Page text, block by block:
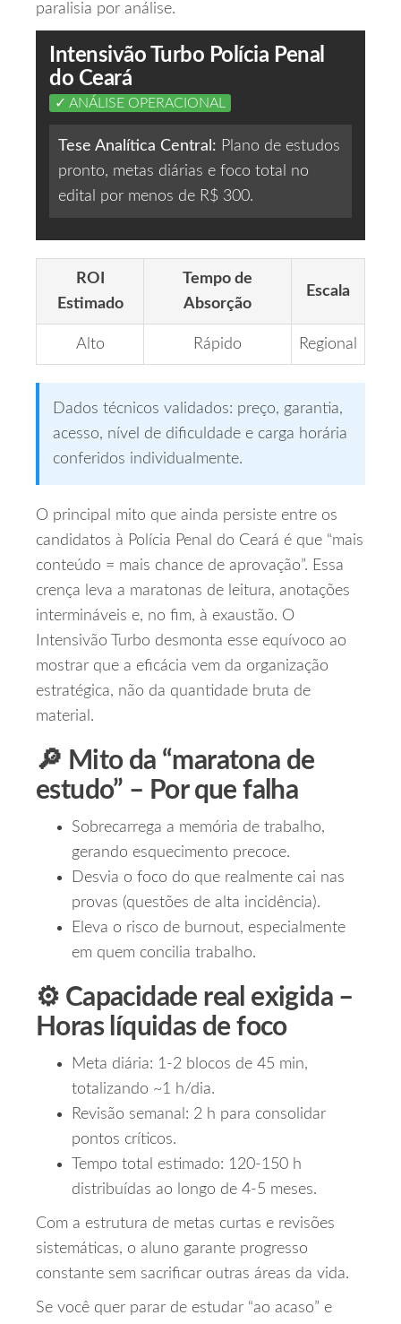
paralisia por análise.
Intensivão Turbo Polícia Penal
do Ceará
✓ ANÁLISE OPERACIONAL
Tese Analítica Central: Plano de estudos
pronto, metas diárias e foco total no
edital por menos de R$ 300.
ROI
Estimado
Tempo de
Absorção
Escala
Alto Rápido Regional
Dados técnicos validados: preço, garantia,
acesso, nível de dificuldade e carga horária
conferidos individualmente.
O principal mito que ainda persiste entre os
candidatos à Polícia Penal do Ceará é que “mais
conteúdo = mais chance de aprovação”. Essa
crença leva a maratonas de leitura, anotações
intermináveis e, no fim, à exaustão. O
Intensivão Turbo desmonta esse equívoco ao
mostrar que a eficácia vem da organização
estratégica, não da quantidade bruta de
material.
🔎 Mito da “maratona de
estudo” – Por que falha
Sobrecarrega a memória de trabalho,
gerando esquecimento precoce.
Desvia o foco do que realmente cai nas
provas (questões de alta incidência).
Eleva o risco de burnout, especialmente
em quem concilia trabalho.
⚙️ Capacidade real exigida –
Horas líquidas de foco
Meta diária: 1‑2 blocos de 45 min,
totalizando ~1 h/dia.
Revisão semanal: 2 h para consolidar
pontos críticos.
Tempo total estimado: 120‑150 h
distribuídas ao longo de 4‑5 meses.
Com a estrutura de metas curtas e revisões
sistemáticas, o aluno garante progresso
constante sem sacrificar outras áreas da vida.
Se você quer parar de estudar “ao acaso” e